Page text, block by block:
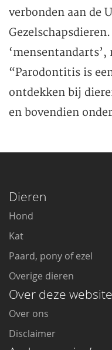
verbonden aan de
“Parodontitis is
ontdekken bij
en bovendien
Dieren
Hond
Kat
Paard, pony of ezel
Overige dieren
Over deze website
Over ons
Disclaimer